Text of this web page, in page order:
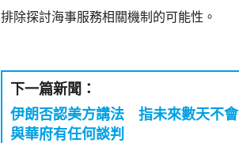
排除探討海事服務相關機制的可能性。
下一篇新聞：
伊朗否認美方講法 指未來數天不會
與華府有任何談判